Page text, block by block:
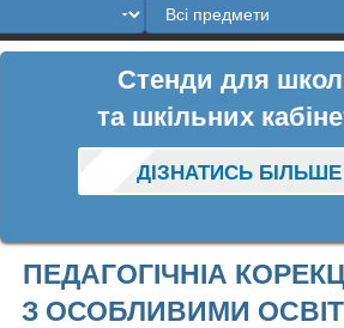
Стенди для
та шкільних
ДІЗНАТИСЬ БІЛЬШЕ
ПЕДАГОГІЧНІА
З ОСОБЛИВИМИ